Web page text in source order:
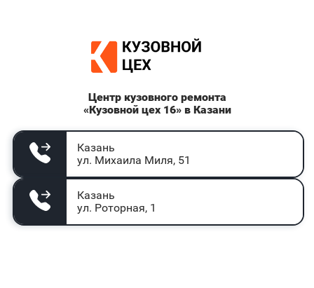
Центр кузовного ремонта
«Кузовной цех 16» в Казани
Казань
ул. Михаила Миля, 51
Казань
ул. Роторная, 1